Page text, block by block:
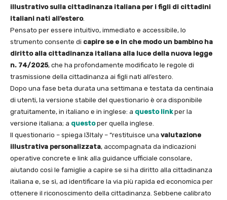
illustrativo sulla cittadinanza italiana per i figli di cittadini
italiani nati all’estero.
Pensato per essere intuitivo, immediato e accessibile, lo
strumento consente di capire se e in che modo un bambino ha
diritto alla cittadinanza italiana alla luce della nuova legge
n. 74/2025, che ha profondamente modificato le regole di
trasmissione della cittadinanza ai figli nati all’estero.
Dopo una fase beta durata una settimana e testata da centinaia
di utenti, la versione stabile del questionario è ora disponibile
gratuitamente, in italiano e in inglese: a questo linkper la
versione italiana; a questoper quella inglese.
Il questionario – spiega I3Italy – “restituisce una valutazione
illustrativa personalizzata, accompagnata da indicazioni
operative concrete e link alla guidance ufficiale consolare,
aiutando così le famiglie a capire se si ha diritto alla cittadinanza
italiana e, se sì, ad identificare la via più rapida ed economica per
ottenere il riconoscimento della cittadinanza. Sebbene calibrato